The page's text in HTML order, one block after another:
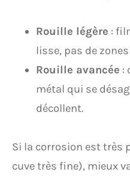
Rouille légère :
lisse, pas de
Rouille avancée :
métal qui se
décollent.
Si la corrosion est très
cuve très fine), mieux